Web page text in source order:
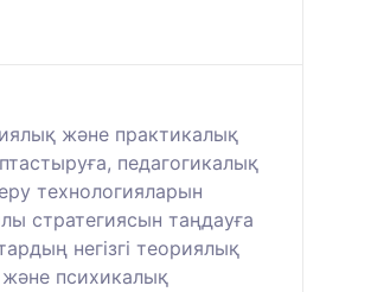
және практикалық
педагогикалық
технологияларын
стратегиясын таңдауға
негізгі теориялық
және психикалық